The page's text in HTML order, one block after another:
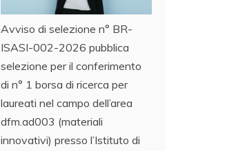
Avviso di selezione n° BR-
ISASI-002-2026 pubblica
selezione per il conferimento
di n° 1 borsa di ricerca per
laureati nel campo dell’area
dfm.ad003 (materiali
innovativi) presso l’Istituto di